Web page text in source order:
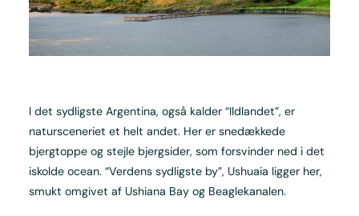
I det sydligste Argentina, også kalder “Ildlandet”, er
natursceneriet et helt andet. Her er snedækkede
bjergtoppe og stejle bjergsider, som forsvinder ned i det
iskolde ocean. “Verdens sydligste by”, Ushuaia ligger her,
smukt omgivet af Ushiana Bay og Beaglekanalen.